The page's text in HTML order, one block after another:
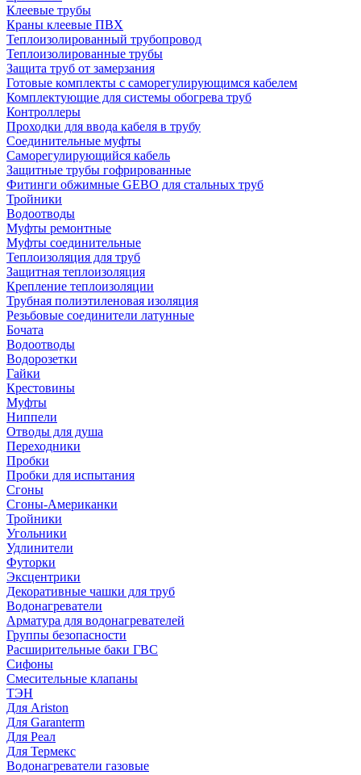
Клеевые трубы
Краны клеевые ПВХ
Теплоизолированный трубопровод
Теплоизолированные трубы
Защита труб от замерзания
Готовые комплекты с саморегулирующимся кабелем
Комплектующие для системы обогрева труб
Контроллеры
Проходки для ввода кабеля в трубу
Соединительные муфты
Саморегулирующийся кабель
Защитные трубы гофрированные
Фитинги обжимные GEBO для стальных труб
Тройники
Водоотводы
Муфты ремонтные
Муфты соединительные
Теплоизоляция для труб
Защитная теплоизоляция
Крепление теплоизоляции
Трубная полиэтиленовая изоляция
Резьбовые соединители латунные
Бочата
Водоотводы
Водорозетки
Гайки
Крестовины
Муфты
Ниппели
Отводы для душа
Переходники
Пробки
Пробки для испытания
Сгоны
Сгоны-Американки
Тройники
Угольники
Удлинители
Футорки
Эксцентрики
Декоративные чашки для труб
Водонагреватели
Арматура для водонагревателей
Группы безопасности
Расширительные баки ГВС
Сифоны
Смесительные клапаны
ТЭН
Для Ariston
Для Garanterm
Для Реал
Для Термекс
Водонагреватели газовые